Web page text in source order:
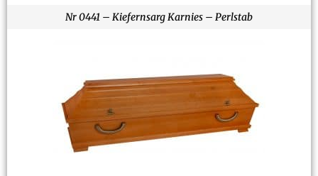
Nr 0441 – Kiefernsarg Karnies – Perlstab